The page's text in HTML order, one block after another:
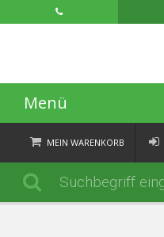
Menü
STARTSEITE
KATEGORIEN
MEIN WARENKORB
Bestellen